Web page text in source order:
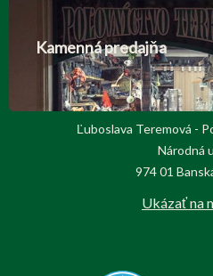
Kamenná predajňa
Ľuboslava Teremová -
Národná
974 01
Ukázať na